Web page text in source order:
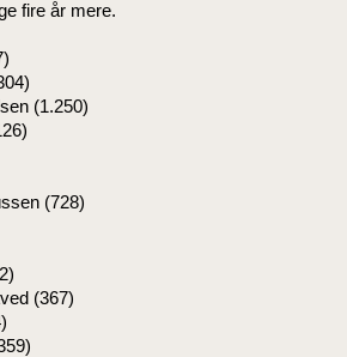
fire år mere.
(1.250)
(728)
(367)